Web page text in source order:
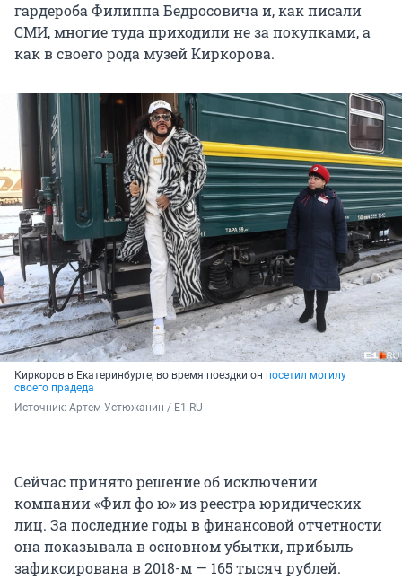
гардероба Филиппа Бедросовича и, как писали
СМИ, многие туда приходили не за покупками, а
как в своего рода музей Киркорова.
Киркоров в Екатеринбурге, во время поездки он посетил могилу
своего прадеда
Источник: Артем Устюжанин / E1.RU
Сейчас принято решение об исключении
компании «Фил фо ю» из реестра юридических
лиц. За последние годы в финансовой отчетности
она показывала в основном убытки, прибыль
зафиксирована в 2018-м — 165 тысяч рублей.